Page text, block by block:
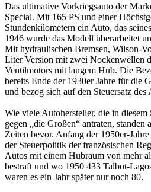
Das ultimative Vorkriegsauto der
Special. Mit 165 PS und einer
Stundenkilometern ein Auto, das
1946 wurde das Modell überarbeitet
Mit hydraulischen Bremsen, Wilson-
Liter Version mit zwei Nockenwellen
Ventilmotors mit langem Hub. Die
bereits Ende der 1930er Jahre für die
und bezog sich auf den Steuersatz
Wie viele Autohersteller, die in diesem
gegen „die Großen“ antraten,
Zeiten bevor. Anfang der 1950er-
der Steuerpolitik der französischen
Autos mit einem Hubraum von mehr
bestraft und wo 1950 433 Talbot-
waren es ein Jahr später nur noch 80.